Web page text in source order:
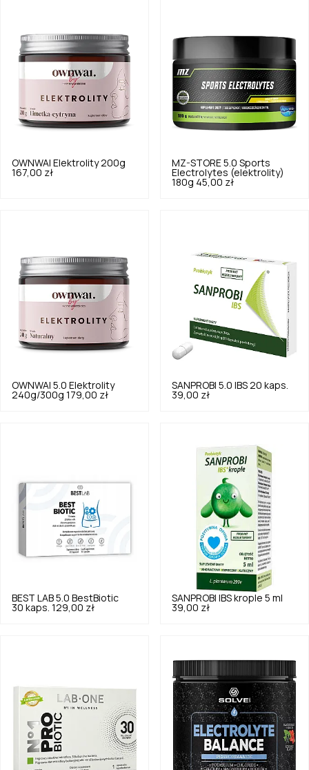
OWNWAI
Elektrolity 200g
167,00 zł
MZ-STORE 5.0 Sports
Electrolytes (elektrolity)
180g 45,00 zł
OWNWAI 5.0 Elektrolity
240g/300g 179,00 zł
SANPROBI 5.0
IBS 20 kaps.
39,00 zł
BEST LAB 5.0 BestBiotic
30 kaps. 129,00 zł
SANPROBI IBS krople 5 ml
39,00 zł